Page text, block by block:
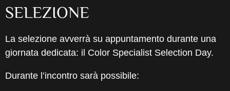
SELEZIONE
La selezione avverrà su appuntamento durante una
giornata dedicata: il Color Specialist Selection Day.
Durante l’incontro sarà possibile: